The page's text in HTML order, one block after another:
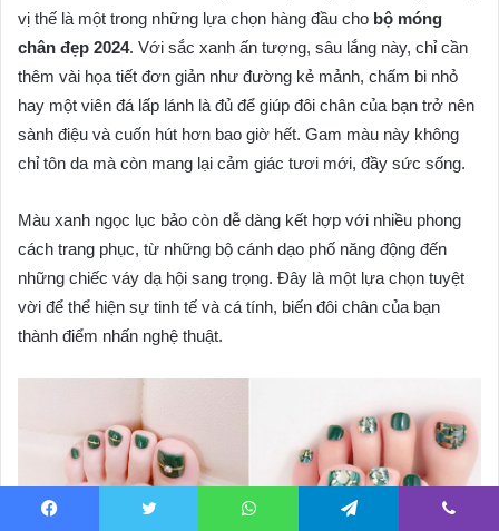
vị thế là một trong những lựa chọn hàng đầu cho bộ móng
chân đẹp 2024. Với sắc xanh ấn tượng, sâu lắng này, chỉ cần
thêm vài họa tiết đơn giản như đường kẻ mảnh, chấm bi nhỏ
hay một viên đá lấp lánh là đủ để giúp đôi chân của bạn trở nên
sành điệu và cuốn hút hơn bao giờ hết. Gam màu này không
chỉ tôn da mà còn mang lại cảm giác tươi mới, đầy sức sống.
Màu xanh ngọc lục bảo còn dễ dàng kết hợp với nhiều phong
cách trang phục, từ những bộ cánh dạo phố năng động đến
những chiếc váy dạ hội sang trọng. Đây là một lựa chọn tuyệt
vời để thể hiện sự tinh tế và cá tính, biến đôi chân của bạn
thành điểm nhấn nghệ thuật.